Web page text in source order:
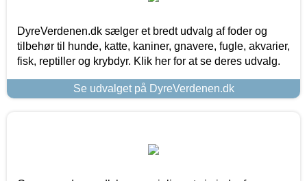
DyreVerdenen.dk sælger et bredt udvalg af foder og
tilbehør til hunde, katte, kaniner, gnavere, fugle, akvarier,
fisk, reptiller og krybdyr. Klik her for at se deres udvalg.
Se udvalget på DyreVerdenen.dk